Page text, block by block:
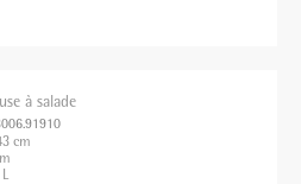
à salade
cm